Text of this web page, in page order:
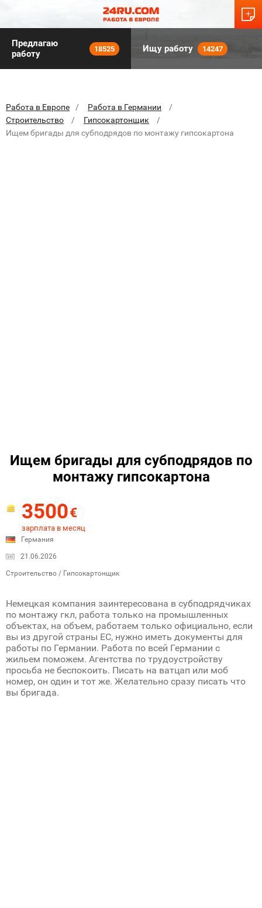
Предлагаю
работу
18525 Ищу работу 14247
Работа в Европе
Работа в Германии
Строительство
Гипсокартонщик
Ищем бригады для субподрядов по монтажу гипсокартона
Ищем бригады для субподрядов по
монтажу гипсокартона
3500€
зарплата в месяц
Германия
21.06.2026
Строительство / Гипсокартонщик
Немецкая компания заинтересована в субподрядчиках
по монтажу гкл, работа только на промышленных
объектах, на объем, работаем только официально, если
вы из другой страны ЕС, нужно иметь документы для
работы по Германии. Работа по всей Германии с
жильем поможем. Агентства по трудоустройству
просьба не беспокоить. Писать на ватцап или моб
номер, он один и тот же. Желательно сразу писать что
вы бригада.